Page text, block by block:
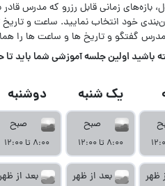
بازه‌های زمانی قابل رزرو که مدرس
خود انتخاب نمایید. ساعت و
گفتگو و تاریخ ها و ساعت ها را
اولین جلسه آموزشی شما باید تا حداکثر ۷ روز بعد از نمایش آموزش
ظهر
یک شنبه
صبح
۸:۰۰ تا ۱۲:۰۰
بعد از ظهر
دوشنبه
صبح
۸:۰۰ تا ۱۲:۰۰
بعد از